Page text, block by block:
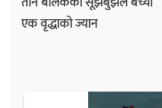
एक वृद्धाको ज्यान